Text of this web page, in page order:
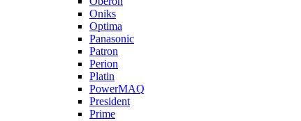
Oniks
Optima
Panasonic
Patron
Perion
Platin
PowerMAQ
President
Prime